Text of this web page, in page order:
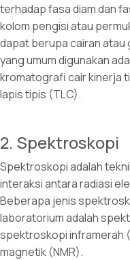
terhadap fasa diam dan
kolom pengisi atau
dapat berupa cairan
yang umum digunakan
kromatografi cair kinerja
lapis tipis (TLC).
2. Spektroskopi
Spektroskopi adalah
interaksi antara radiasi
Beberapa jenis
laboratorium adalah
spektroskopi inframerah
magnetik (NMR).